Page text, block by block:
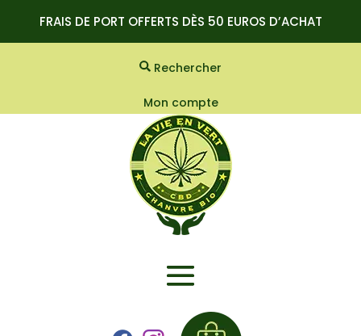
FRAIS DE PORT OFFERTS DÈS 50 EUROS D’ACHAT
Rechercher
Mon compte